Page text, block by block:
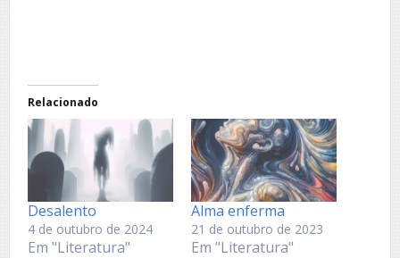
Relacionado
Desalento
4 de outubro de 2024
Em "Literatura"
Alma enferma
21 de outubro de 2023
Em "Literatura"